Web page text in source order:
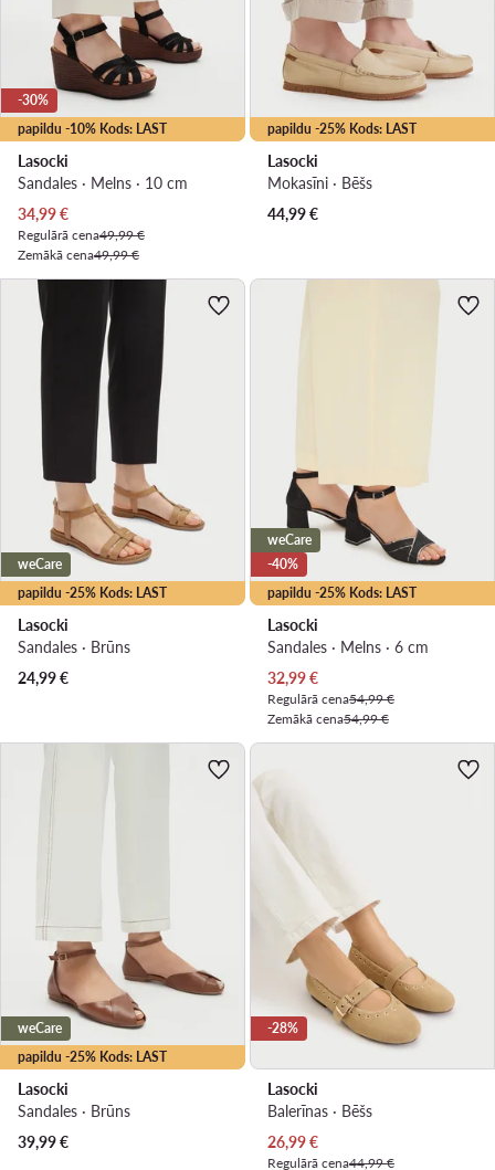
papildu -10% Kods: LAST
-30%
Lasocki
Sandales · Melns · 10 cm
Pašreizējā cena
34,99€
Regulārā cena49,99 €
Zemākā cena49,99 €
papildu -25% Kods: LAST
Lasocki
Mokasīni · Bēšs
44,99€
papildu -25% Kods: LAST
weCare
Lasocki
Sandales · Brūns
24,99€
papildu -25% Kods: LAST
weCare
-40%
Lasocki
Sandales · Melns · 6 cm
Pašreizējā cena
32,99€
Regulārā cena54,99 €
Zemākā cena54,99 €
papildu -25% Kods: LAST
weCare
Lasocki
Sandales · Brūns
39,99€
-28%
Lasocki
Balerīnas · Bēšs
Pašreizējā cena
26,99€
Regulārā cena44,99 €